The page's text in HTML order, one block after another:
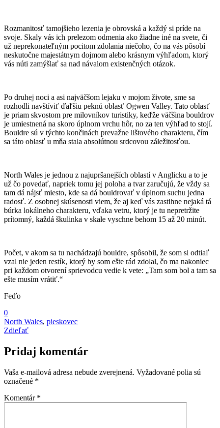
Rozmanitosť tamojšieho lezenia je obrovská a každý si príde na
svoje. Skaly vás ich prelezom odmenia ako žiadne iné na svete, či
už neprekonateľným pocitom zdolania niečoho, čo na vás pôsobí
neskutočne majestátnym dojmom alebo krásnym výhľadom, ktorý
vás núti zamýšlať sa nad návalom existenčných otázok.
Po druhej noci a asi najväčšom lejaku v mojom živote, sme sa
rozhodli navštíviť ďaľšiu peknú oblasť Ogwen Valley. Tato oblasť
je priam skvostom pre milovníkov turistiky, keďže väčšina bouldrov
je umiestnená na skoro úplnom vrchu hôr, no za ten výhľad to stojí.
Bouldre sú v týchto končinách prevažne lištového charakteru, čím
sa táto oblasť u mňa stala absolútnou srdcovou záležitosťou.
North Wales je jednou z najupršanejších oblastí v Anglicku a to je
už čo povedať, napriek tomu jej poloha a tvar zaručujú, že vždy sa
tam dá nájsť miesto, kde sa dá bouldrovať v úplnom suchu jedna
radosť. Z osobnej skúsenosti viem, že aj keď vás zastihne nejaká tá
búrka lokálneho charakteru, vďaka vetru, ktorý je tu nepretržite
prítomný, každá škulinka v skale vyschne behom 15 až 20 minút.
Počet, v akom sa tu nachádzajú bouldre, spôsobil, že som si odtiaľ
vzal nie jeden restík, ktorý by som ešte rád zdolal, čo ma nakoniec
pri každom otvorení sprievodcu vedie k vete: „Tam som bol a tam sa
ešte musím vrátiť.“
Feďo
0
North Wales, pieskovec
Zdieľať
Pridaj komentár
Vaša e-mailová adresa nebude zverejnená. Vyžadované polia sú
označené *
Komentár *